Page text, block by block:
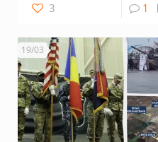
3 1
19/03